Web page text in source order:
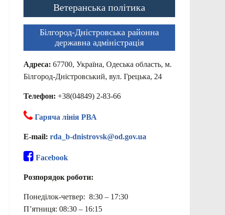
Ветеранська політика
Білгород-Дністровська районна
державна адміністрація
Адреса: 67700, Україна, Одеська область, м.
Білгород-Дністровський, вул. Грецька, 24
Телефон: +38(04849) 2-83-66
Гаряча лінія РВА
E-mail: rda_b-dnistrovsk@od.gov.ua
Facebook
Розпорядок роботи:
Понеділок-четвер: 8:30 – 17:30
П’ятниця: 08:30 – 16:15